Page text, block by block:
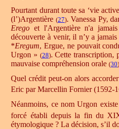
Pourtant durant toute sa ‘vie
(l’)Argentière (27). Vanessa Py,
Erego et l'Argentière n'a
découverte à venir, il n’y a
*Eregum, Ergue, ne pouvait
Urgon » (28). Cette transcription,
mauvaise compréhension orale(30
Quel crédit peut-on alors
Eric par Marcellin Fornier (1592-
Néanmoins, ce nom Urgon
forcé établi depuis la fin du
étymologique ? La décision, s’il